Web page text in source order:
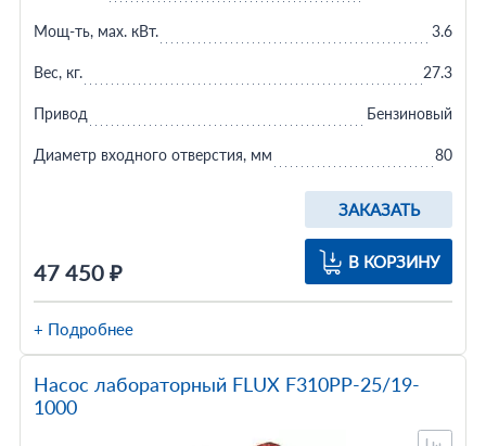
47 450 ₽
ЗАКАЗАТЬ
В КОРЗИНУ
Мощ-ть, мax. кВт. 3.6
Вес, кг. 27.3
Привод Бензиновый
Диаметр входного отверстия, мм 80
+ Подробнее
Насос лабораторный FLUX F310PP-25/19-
1000